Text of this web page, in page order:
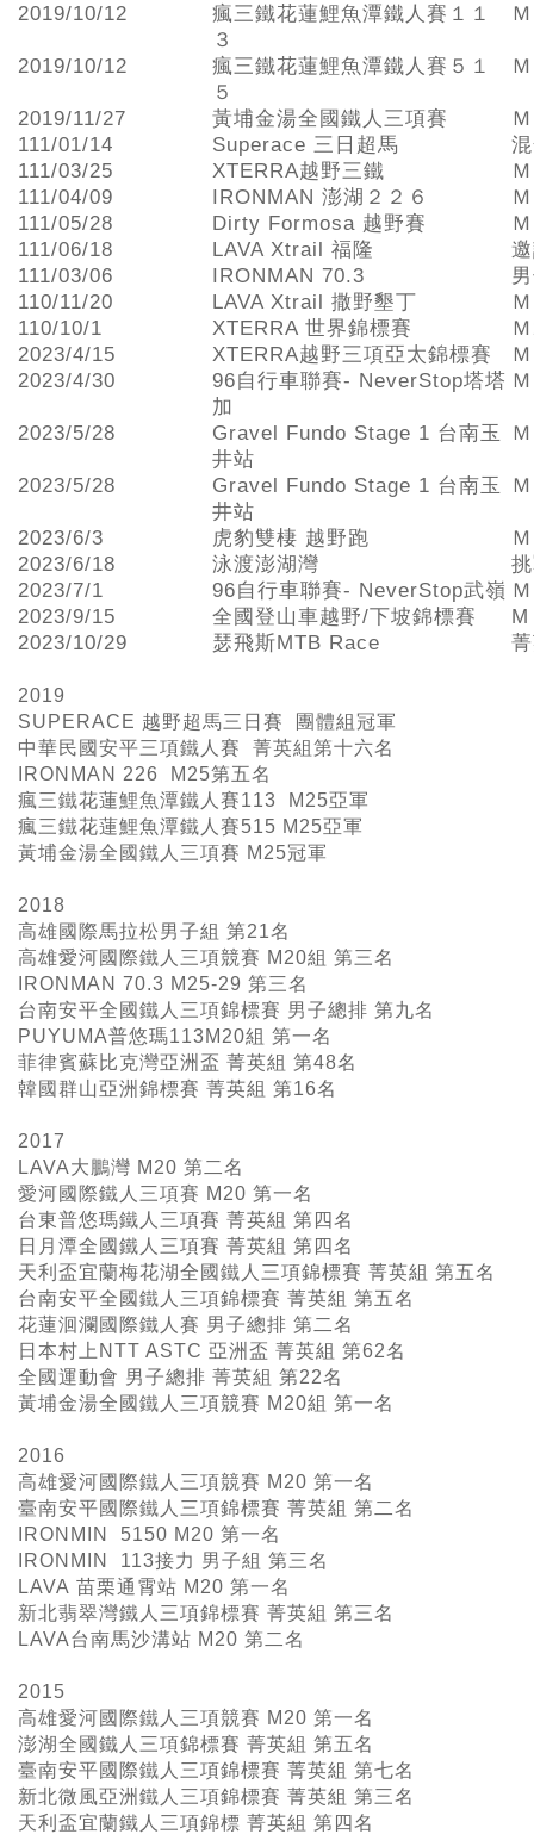
2019/10/12
瘋三鐵花蓮鯉魚潭鐵人賽１１
３
2019/10/12
瘋三鐵花蓮鯉魚潭鐵人賽５１
５
2019/11/27 黃埔金湯全國鐵人三項賽
111/01/14
Superace 三日超馬
111/03/25
XTERRA越野三鐵
111/04/09
IRONMAN 澎湖２２６
111/05/28
Dirty Formosa 越野賽
111/06/18
LAVA Xtrail 福隆
111/03/06
IRONMAN 70.3
110/11/20
LAVA Xtrail 撒野墾丁
110/10/1
XTERRA 世界錦標賽
2023/4/15
XTERRA越野三項亞太錦標賽
2023/4/30
96自行車聯賽- NeverStop塔塔
加
2023/5/28
Gravel Fundo Stage 1 台南玉
井站
2023/5/28
Gravel Fundo Stage 1 台南玉
井站
2023/6/3 虎豹雙棲 越野跑
2023/6/18
泳渡澎湖灣
2023/7/1
96自行車聯賽- NeverStop武嶺
2023/9/15
全國登山車越野/下坡錦標賽
2023/10/29
瑟飛斯MTB Race
2019
SUPERACE 越野超馬三日賽 團體組冠軍
中華民國安平三項鐵人賽 菁英組第十六名
IRONMAN 226 M25第五名
瘋三鐵花蓮鯉魚潭鐵人賽113 M25亞軍
瘋三鐵花蓮鯉魚潭鐵人賽515 M25亞軍
黃埔金湯全國鐵人三項賽 M25冠軍
2018
高雄國際馬拉松男子組 第21名
高雄愛河國際鐵人三項競賽 M20組 第三名
IRONMAN 70.3 M25-29 第三名
台南安平全國鐵人三項錦標賽 男子總排 第九名
PUYUMA普悠瑪113M20組 第一名
菲律賓蘇比克灣亞洲盃 菁英組 第48名
韓國群山亞洲錦標賽 菁英組 第16名
2017
LAVA大鵬灣 M20 第二名
愛河國際鐵人三項賽 M20 第一名
台東普悠瑪鐵人三項賽 菁英組 第四名
日月潭全國鐵人三項賽 菁英組 第四名
天利盃宜蘭梅花湖全國鐵人三項錦標賽 菁英組 第五名
台南安平全國鐵人三項錦標賽 菁英組 第五名
花蓮洄瀾國際鐵人賽 男子總排 第二名
日本村上NTT ASTC 亞洲盃 菁英組 第62名
全國運動會 男子總排 菁英組 第22名
黃埔金湯全國鐵人三項競賽 M20組 第一名
2016
高雄愛河國際鐵人三項競賽 M20 第一名
臺南安平國際鐵人三項錦標賽 菁英組 第二名
IRONMIN 5150 M20 第一名
IRONMIN 113接力 男子組 第三名
LAVA 苗栗通霄站 M20 第一名
新北翡翠灣鐵人三項錦標賽 菁英組 第三名
LAVA台南馬沙溝站 M20 第二名
2015
高雄愛河國際鐵人三項競賽 M20 第一名
澎湖全國鐵人三項錦標賽 菁英組 第五名
臺南安平國際鐵人三項錦標賽 菁英組 第七名
新北微風亞洲鐵人三項錦標賽 菁英組 第三名
天利盃宜蘭鐵人三項錦標 菁英組 第四名